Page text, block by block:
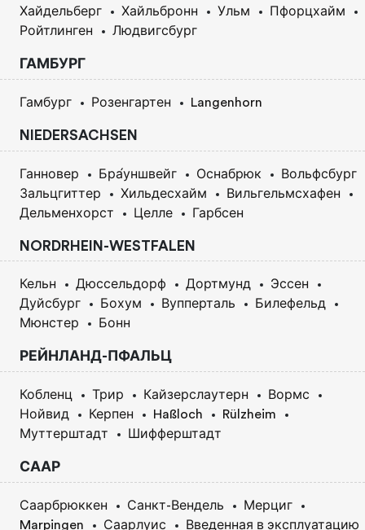
Хайдельберг
Хайльбронн Ульм
Пфорцхайм
Ройтлинген
Людвигсбург
ГАМБУРГ
Гамбург Розенгартен Langenhorn
NIEDERSACHSEN
Ганновер Бра́уншвейг Оснабрюк
Вольфсбург
Зальцгиттер
Хильдесхайм
Вильгельмсхафен
Дельменхорст
Целле Гарбсен
NORDRHEIN-WESTFALEN
Кельн Дюссельдорф Дортмунд
Эссен
Дуйсбург
Бохум Вупперталь
Билефельд
Мюнстер
Бонн
РЕЙНЛАНД-ПФАЛЬЦ
Кобленц Трир Кайзерслаутерн
Вормс
Нойвид
Керпен Haßloch
Rülzheim
Муттерштадт
Шифферштадт
СААР
Саарбрюккен Санкт-Вендель
Мерциг
Marpingen
Саарлуис Введенная в эксплуатацию